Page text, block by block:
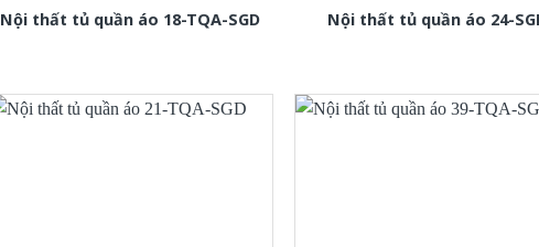
Nội thất tủ quần áo 18-TQA-SGD Nội thất tủ quần áo 24-